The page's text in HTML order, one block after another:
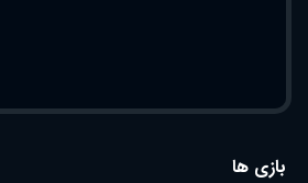
بازی ها